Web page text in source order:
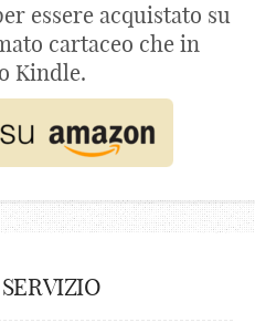
essere acquistato su
cartaceo che in
Kindle.